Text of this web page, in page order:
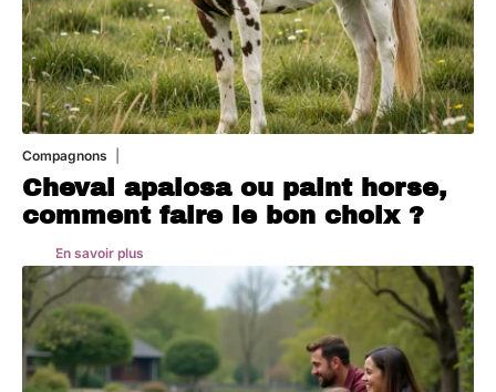
Compagnons
Cheval apalosa ou paint horse,
comment faire le bon choix ?
En savoir plus